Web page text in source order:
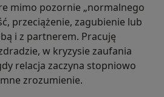
mimo pozornie „normalnego
przeciążenie, zagubienie lub
i z partnerem. Pracuję
w kryzysie zaufania
relacja zaczyna stopniowo
zrozumienie.